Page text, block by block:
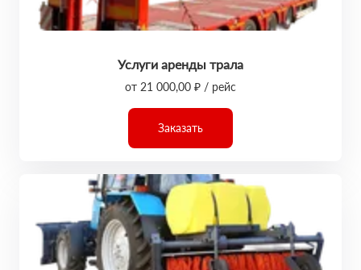
Услуги аренды трала
от 21 000,00 ₽ / рейс
Заказать